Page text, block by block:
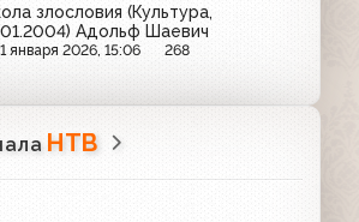
злословия (Культура,
Адольф Шаевич
1 января 2026, 15:06 268
НТВ